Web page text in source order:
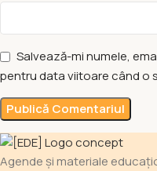
Salvează-mi numele,
pentru data viitoare când o
Agende și materiale